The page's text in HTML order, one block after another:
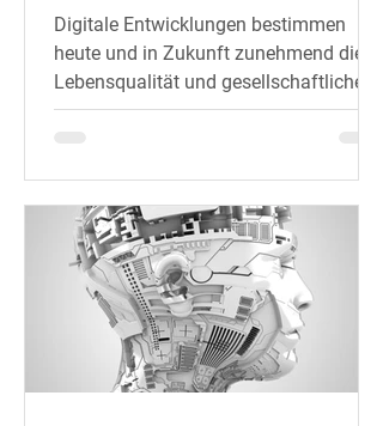
Digitale Entwicklungen bestimmen
heute und in Zukunft zunehmend die
Lebensqualität und gesellschaftliche
Teilhabe aller Bevölkerungsgruppen